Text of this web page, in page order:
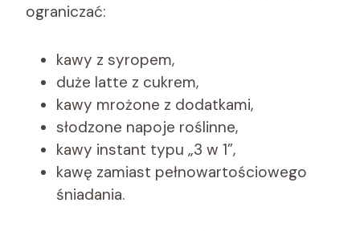
ograniczać:
kawy z syropem,
duże latte z cukrem,
kawy mrożone z dodatkami,
słodzone napoje roślinne,
kawy instant typu „3 w 1”,
kawę zamiast pełnowartościowego
śniadania.